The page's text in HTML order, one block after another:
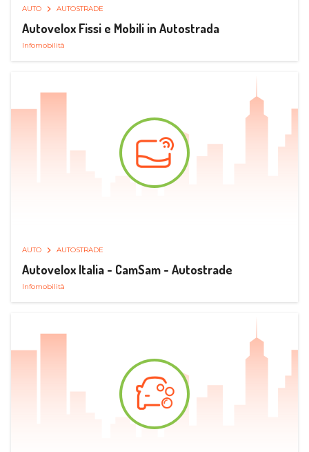
AUTO AUTOSTRADE
Autovelox Fissi e Mobili in Autostrada
Infomobilità
AUTO AUTOSTRADE
Autovelox Italia - CamSam - Autostrade
Infomobilità